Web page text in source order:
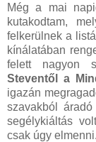
Még a mai
kutakodtam,
felkerülnek a
kínálatában
felett nagyon
Steventől a
igazán
szavakból
segélykiáltás
csak úgy